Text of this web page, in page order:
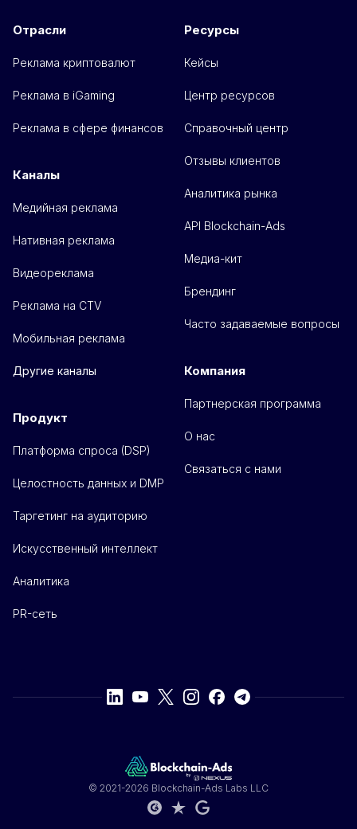
Отрасли
Реклама криптовалют
Реклама в iGaming
Реклама в сфере финансов
Каналы
Медийная реклама
Нативная реклама
Видеореклама
Реклама на CTV
Мобильная реклама
Другие каналы
Продукт
Платформа спроса (DSP)
Целостность данных и DMP
Таргетинг на аудиторию
Искусственный интеллект
Аналитика
PR-сеть
Ресурсы
Кейсы
Центр ресурсов
Справочный центр
Отзывы клиентов
Аналитика рынка
API Blockchain-Ads
Медиа-кит
Брендинг
Часто задаваемые вопросы
Компания
Партнерская программа
О нас
Связаться с нами
© 2021-2026 Blockchain-Ads Labs LLC